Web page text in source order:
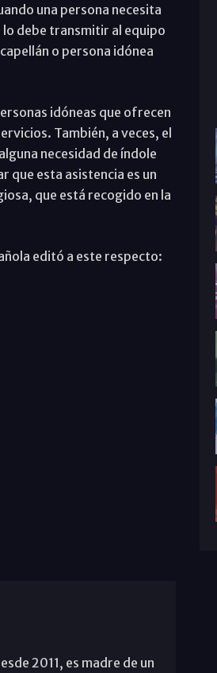
una persona necesita
lo debe transmitir al equipo
o persona idónea
idóneas que ofrecen
También, a veces, el
necesidad de índole
que esta asistencia es un
que está recogido en la
editó a este respecto:
2011, es madre de un